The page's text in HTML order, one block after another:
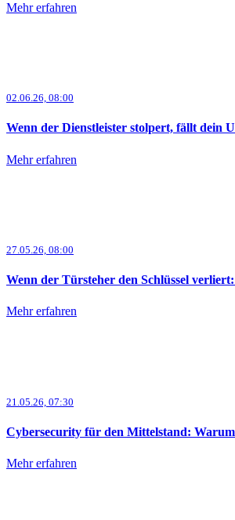
Mehr erfahren
02.06.26, 08:00
Wenn der Dienstleister stolpert, fällt dein
Mehr erfahren
27.05.26, 08:00
Wenn der Türsteher den Schlüssel
Mehr erfahren
21.05.26, 07:30
Cybersecurity für den Mittelstand: Warum
Mehr erfahren